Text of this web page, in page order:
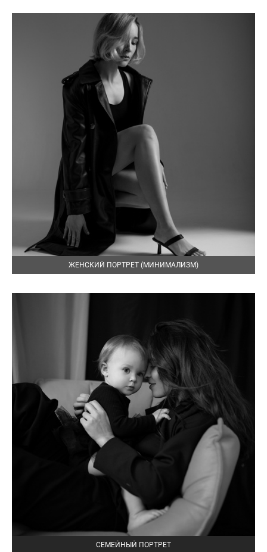
ЖЕНСКИЙ ПОРТРЕТ (МИНИМАЛИЗМ)
СЕМЕЙНЫЙ ПОРТРЕТ